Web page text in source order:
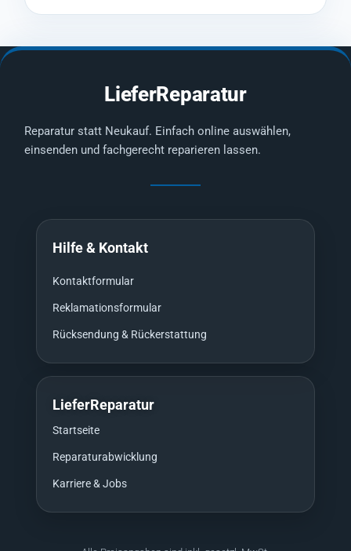
LieferReparatur
Reparatur statt Neukauf. Einfach online auswählen,
einsenden und fachgerecht reparieren lassen.
Hilfe & Kontakt
Kontaktformular
Reklamationsformular
Rücksendung & Rückerstattung
LieferReparatur
Startseite
Reparaturabwicklung
Karriere & Jobs